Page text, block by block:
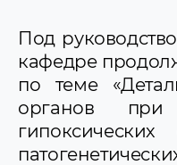
Под
кафедре
по теме
органов при